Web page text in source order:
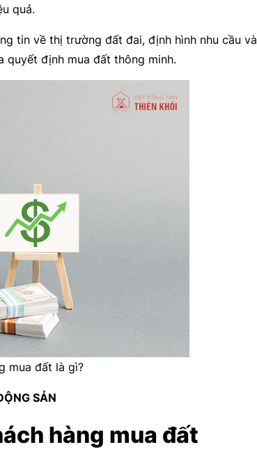
quả.
tin về thị trường đất đai, định hình nhu cầu và
quyết định mua đất thông minh.
mua đất là gì?
SẢN
hàng mua đất